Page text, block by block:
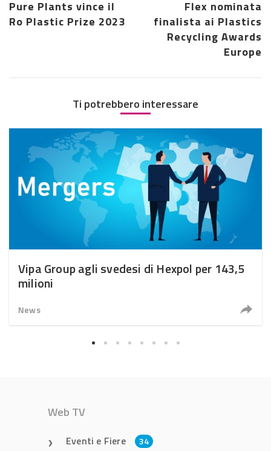
Pure Plants vince il
Ro Plastic Prize 2023
Flex nominata
finalista ai Plastics
Recycling Awards
Europe
Ti potrebbero interessare
Vipa Group agli svedesi di Hexpol per 143,5
milioni
News
Web TV
Eventi e Fiere 34